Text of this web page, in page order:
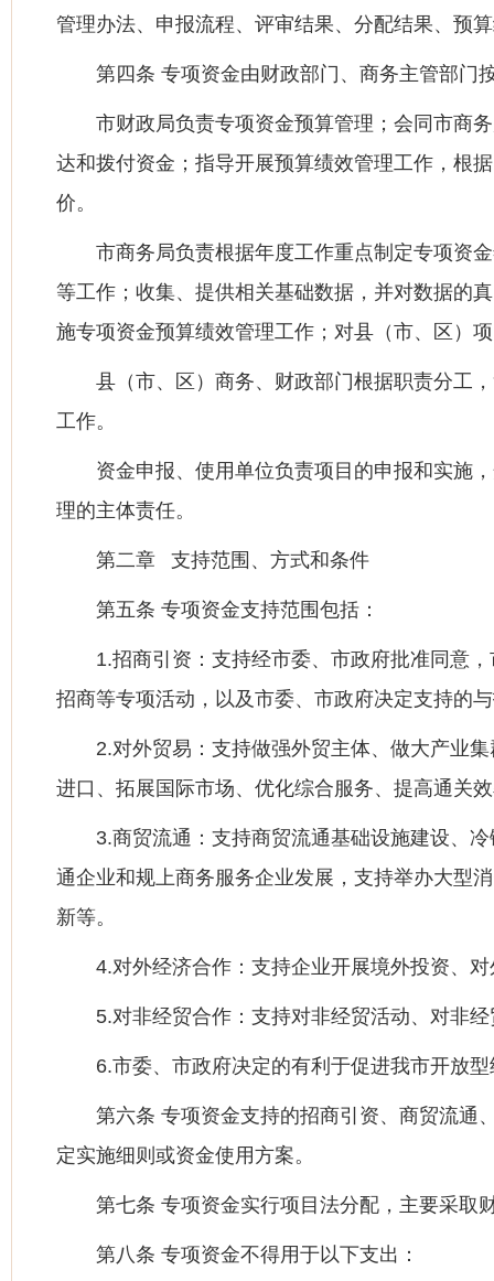
管理办法、申报流程、评审结果、分配结果、预
第四条 专项资金由财政部门、商务主管部门
市财政局负责专项资金预算管理；会同市商
达和拨付资金；指导开展预算绩效管理工作，根
价。
市商务局负责根据年度工作重点制定专项资
等工作；收集、提供相关基础数据，并对数据的
施专项资金预算绩效管理工作；对县（市、区）
县（市、区）商务、财政部门根据职责分工
工作。
资金申报、使用单位负责项目的申报和实施
理的主体责任。
第二章 支持范围、方式和条件
第五条 专项资金支持范围包括：
1.招商引资：支持经市委、市政府批准同意
招商等专项活动，以及市委、市政府决定支持的
2.对外贸易：支持做强外贸主体、做大产业
进口、拓展国际市场、优化综合服务、提高通关
3.商贸流通：支持商贸流通基础设施建设、
通企业和规上商务服务企业发展，支持举办大型
新等。
4.对外经济合作：支持企业开展境外投资、
5.对非经贸合作：支持对非经贸活动、对非
6.市委、市政府决定的有利于促进我市开放
第六条 专项资金支持的招商引资、商贸流通
定实施细则或资金使用方案。
第七条 专项资金实行项目法分配，主要采取
第八条 专项资金不得用于以下支出：